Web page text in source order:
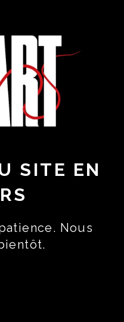
SITE EN
Nous